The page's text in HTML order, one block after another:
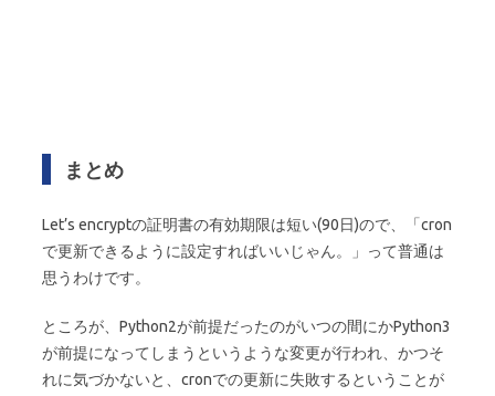
まとめ
Let’s encryptの証明書の有効期限は短い(90日)ので、「cron
で更新できるように設定すればいいじゃん。」って普通は
思うわけです。
ところが、Python2が前提だったのがいつの間にかPython3
が前提になってしまうというような変更が行われ、かつそ
れに気づかないと、cronでの更新に失敗するということが